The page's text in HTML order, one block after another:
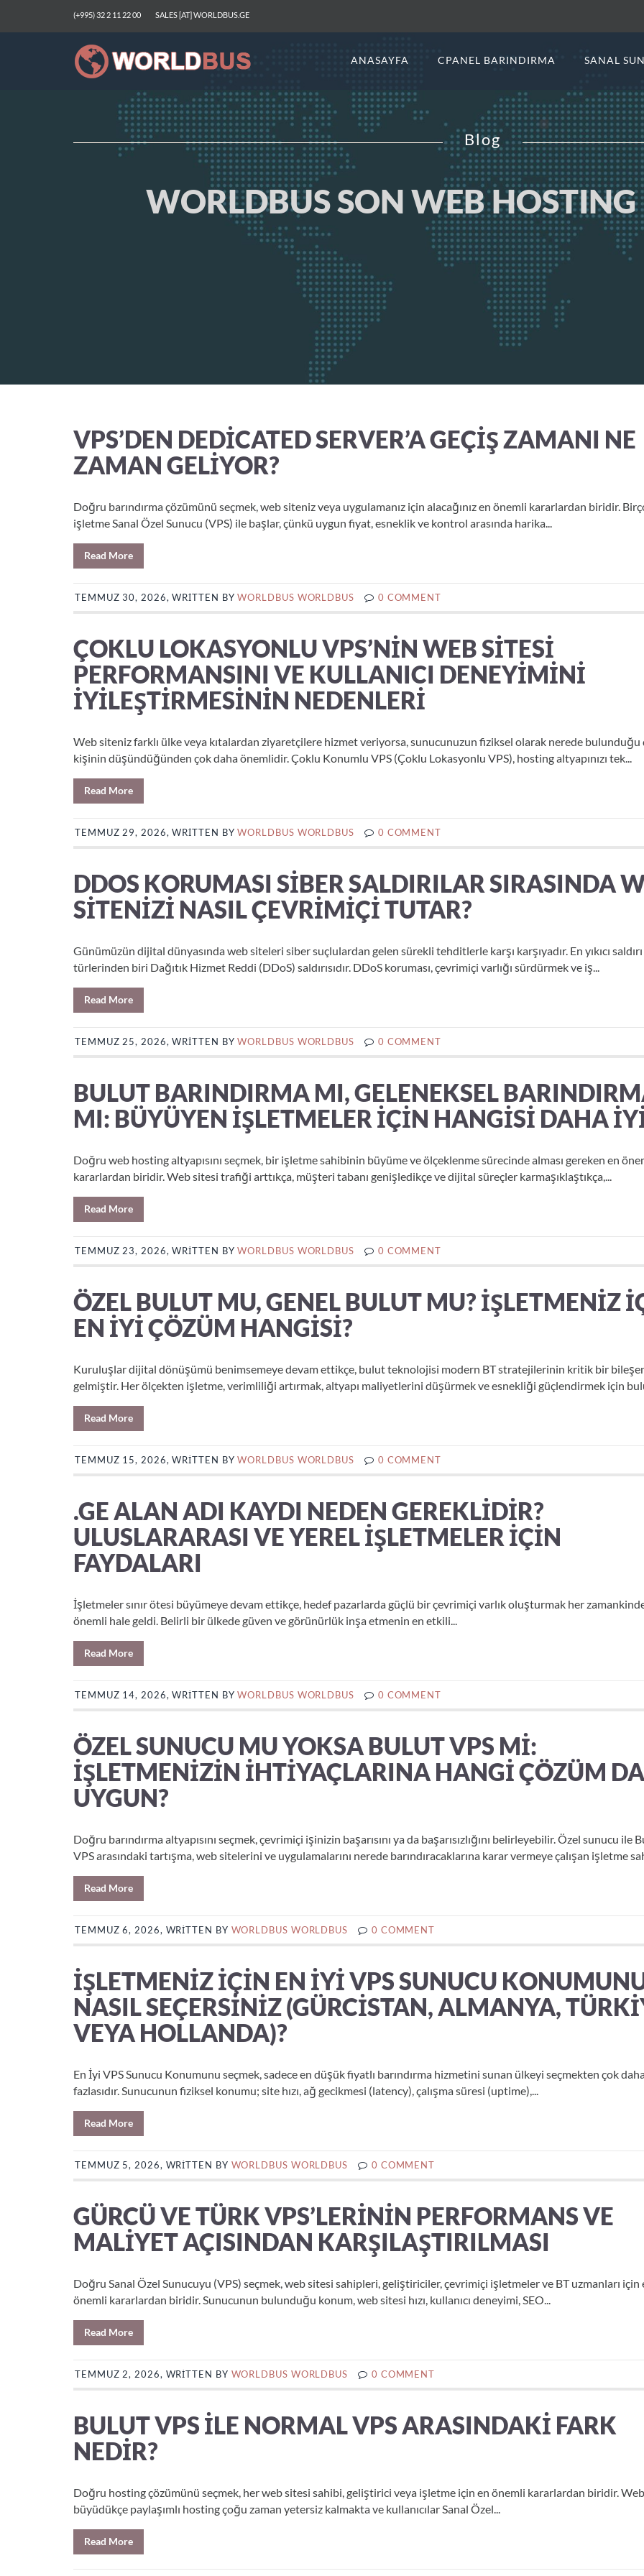
(+995) 32 2 11 22 00 SALES [AT] WORLDBUS.GE
ANASAYFA CPANEL BARINDIRMA SANAL
Blog
WORLDBUS SON WEB
VPS’DEN DEDICATED SERVER’A GEÇIŞ ZAMANI NE
ZAMAN GELIYOR?
Doğru barındırma çözümünü seçmek, web siteniz veya uygulamanız için alacağınız en önemli kararlardan biridir.
işletme Sanal Özel Sunucu (VPS) ile başlar, çünkü uygun fiyat, esneklik ve kontrol arasında harika...
Read More
TEMMUZ 30, 2026, WRITTEN BYWORLDBUS WORLDBUS 0 COMMENT
ÇOKLU LOKASYONLU VPS’NIN WEB SITESI
PERFORMANSINI VE KULLANICI DENEYIMINI
İYILEŞTIRMESININ NEDENLERI
Web siteniz farklı ülke veya kıtalardan ziyaretçilere hizmet veriyorsa, sunucunuzun fiziksel olarak nerede bulunduğu
kişinin düşündüğünden çok daha önemlidir. Çoklu Konumlu VPS (Çoklu Lokasyonlu VPS), hosting altyapınızı tek...
Read More
TEMMUZ 29, 2026, WRITTEN BYWORLDBUS WORLDBUS 0 COMMENT
DDOS KORUMASI SIBER SALDIRILAR SIRASINDA
SITENIZI NASIL ÇEVRIMIÇI TUTAR?
Günümüzün dijital dünyasında web siteleri siber suçlulardan gelen sürekli tehditlerle karşı karşıyadır. En yıkıcı saldırı
türlerinden biri Dağıtık Hizmet Reddi (DDoS) saldırısıdır. DDoS koruması, çevrimiçi varlığı sürdürmek ve iş...
Read More
TEMMUZ 25, 2026, WRITTEN BYWORLDBUS WORLDBUS 0 COMMENT
BULUT BARINDIRMA MI, GELENEKSEL
MI: BÜYÜYEN İŞLETMELER İÇIN HANGISI DAHA
Doğru web hosting altyapısını seçmek, bir işletme sahibinin büyüme ve ölçeklenme sürecinde alması gereken en
kararlardan biridir. Web sitesi trafiği arttıkça, müşteri tabanı genişledikçe ve dijital süreçler karmaşıklaştıkça,...
Read More
TEMMUZ 23, 2026, WRITTEN BYWORLDBUS WORLDBUS 0 COMMENT
ÖZEL BULUT MU, GENEL BULUT MU? İŞLETMENIZ
EN İYI ÇÖZÜM HANGISI?
Kuruluşlar dijital dönüşümü benimsemeye devam ettikçe, bulut teknolojisi modern BT stratejilerinin kritik bir
gelmiştir. Her ölçekten işletme, verimliliği artırmak, altyapı maliyetlerini düşürmek ve esnekliği güçlendirmek için
Read More
TEMMUZ 15, 2026, WRITTEN BYWORLDBUS WORLDBUS 0 COMMENT
.GE ALAN ADI KAYDI NEDEN GEREKLIDIR?
ULUSLARARASI VE YEREL İŞLETMELER İÇIN
FAYDALARI
İşletmeler sınır ötesi büyümeye devam ettikçe, hedef pazarlarda güçlü bir çevrimiçi varlık oluşturmak her
önemli hale geldi. Belirli bir ülkede güven ve görünürlük inşa etmenin en etkili...
Read More
TEMMUZ 14, 2026, WRITTEN BYWORLDBUS WORLDBUS 0 COMMENT
ÖZEL SUNUCU MU YOKSA BULUT VPS MI:
İŞLETMENIZIN İHTIYAÇLARINA HANGI ÇÖZÜM
UYGUN?
Doğru barındırma altyapısını seçmek, çevrimiçi işinizin başarısını ya da başarısızlığını belirleyebilir. Özel sunucu ile
VPS arasındaki tartışma, web sitelerini ve uygulamalarını nerede barındıracaklarına karar vermeye çalışan işletme
Read More
TEMMUZ 6, 2026, WRITTEN BY WORLDBUS WORLDBUS 0 COMMENT
İŞLETMENIZ İÇIN EN İYI VPS SUNUCU
NASIL SEÇERSINIZ (GÜRCISTAN, ALMANYA,
VEYA HOLLANDA)?
En İyi VPS Sunucu Konumunu seçmek, sadece en düşük fiyatlı barındırma hizmetini sunan ülkeyi seçmekten çok
fazlasıdır. Sunucunun fiziksel konumu; site hızı, ağ gecikmesi (latency), çalışma süresi (uptime),...
Read More
TEMMUZ 5, 2026, WRITTEN BY WORLDBUS WORLDBUS 0 COMMENT
GÜRCÜ VE TÜRK VPS’LERININ PERFORMANS VE
MALIYET AÇISINDAN KARŞILAŞTIRILMASI
Doğru Sanal Özel Sunucuyu (VPS) seçmek, web sitesi sahipleri, geliştiriciler, çevrimiçi işletmeler ve BT uzmanları için
önemli kararlardan biridir. Sunucunun bulunduğu konum, web sitesi hızı, kullanıcı deneyimi, SEO...
Read More
TEMMUZ 2, 2026, WRITTEN BY WORLDBUS WORLDBUS 0 COMMENT
BULUT VPS ILE NORMAL VPS ARASINDAKI FARK
NEDIR?
Doğru hosting çözümünü seçmek, her web sitesi sahibi, geliştirici veya işletme için en önemli kararlardan biridir.
büyüdükçe paylaşımlı hosting çoğu zaman yetersiz kalmakta ve kullanıcılar Sanal Özel...
Read More